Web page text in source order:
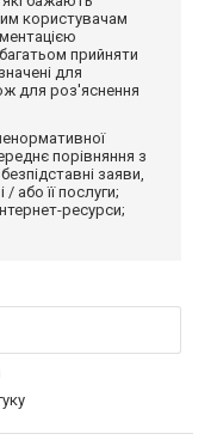
користувачам
прийняти
для
для роз'яснення
порівняння з
заяви,
або її послуги;
ресурси;